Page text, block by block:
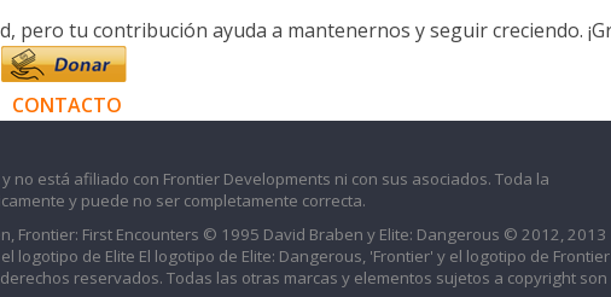
pero tu contribución ayuda a mantenernos y seguir creciendo.
CONTACTO
está afiliado con Frontier Developments ni con sus asociados. Toda la
y puede no ser completamente correcta.
Frontier: First Encounters © 1995 David Braben y Elite: Dangerous © 2012, 2013
logotipo de Elite El logotipo de Elite: Dangerous, 'Frontier' y el logotipo de Frontier
reservados. Todas las otras marcas y elementos sujetos a copyright son